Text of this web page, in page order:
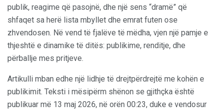
publik, reagime që pasojnë, dhe një sens “dramë” që
shfaqet sa herë lista mbyllet dhe emrat futen ose
zhvendosen. Në vend të fjalëve të mëdha, vjen një pamje e
thjeshtë e dinamike të ditës: publikime, renditje, dhe
përballje mes pritjeve.
Artikulli mban edhe një lidhje të drejtpërdrejtë me kohën e
publikimit. Teksti i mësipërm shënon se gjithçka është
publikuar më 13 maj 2026, në orën 00:23, duke e vendosur